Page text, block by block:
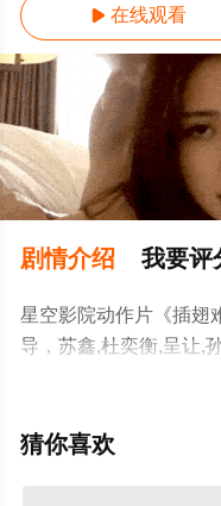
 在线观看
剧情介绍 我要评
星空影院动作片《插翅
导，苏鑫,杜奕衡,呈让,
星精彩演绎的大陆电影
影、电视猫或剧情网等
猜你喜欢